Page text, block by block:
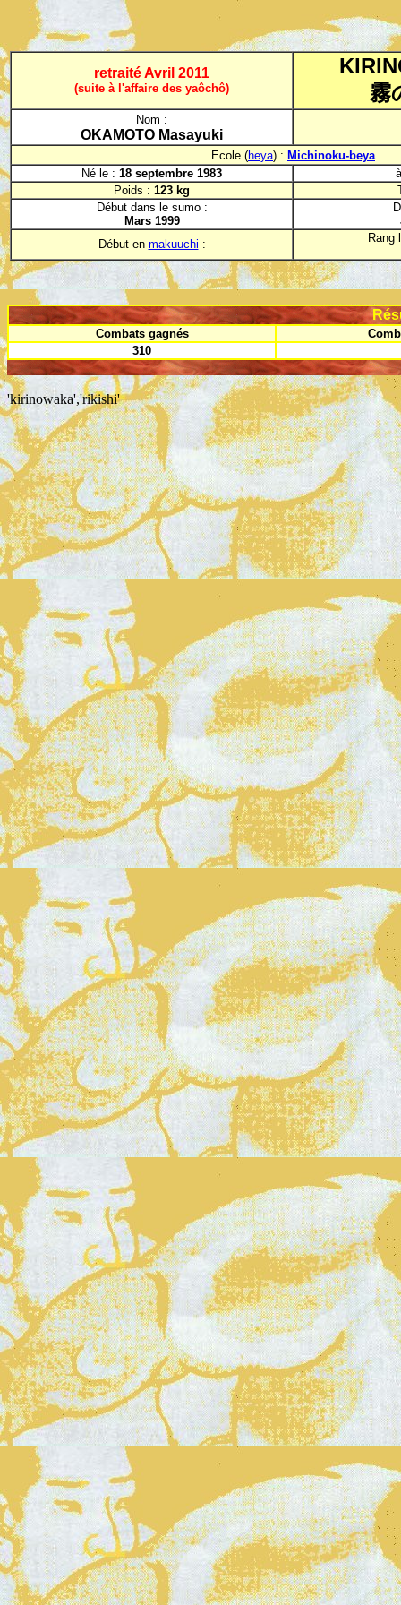
retraité Avril 2011
(suite à l'affaire des yaôchô)
霧
Nom :
OKAMOTO Masayuki
Ecole (heya) : Michinoku-beya
Né le : 18 septembre 1983
Poids : 123 kg
Début dans le sumo :
Mars 1999
Début en makuuchi : Rang
Combats gagnés
310
'kirinowaka','rikishi'